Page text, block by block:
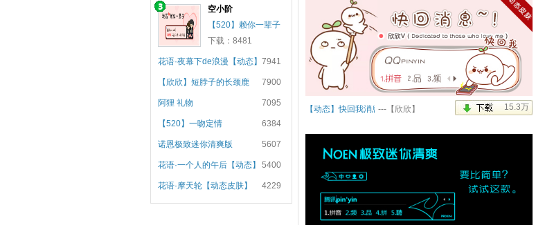
空小阶
【520】赖你一辈子
下载：8481
花语·夜幕下de浪漫【动态】 7941
【欣欣】短脖子的长颈鹿 7900
阿狸 礼物 7095
【520】一吻定情 6384
诺恩极致迷你清爽版 5607
花语·一个人的午后【动态】 5400
花语·摩天轮【动态皮肤】 4229
【动态】快回我消息~---【欣欣】